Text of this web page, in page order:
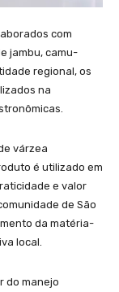
com
jambu, camu-
regional, os
na
várzea
é utilizado em
e valor
de São
da matéria-
local.
do manejo